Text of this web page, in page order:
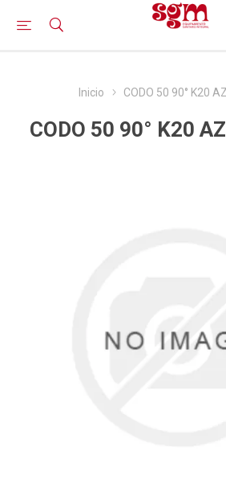
Inicio CODO 50 90° K20
CODO 50 90° K20